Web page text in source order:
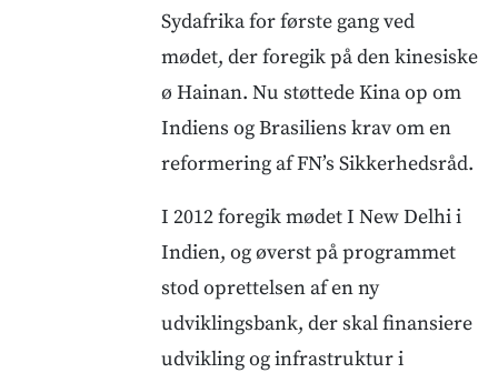
Sydafrika for første gang ved
mødet, der foregik på den kinesiske
ø Hainan. Nu støttede Kina op om
Indiens og Brasiliens krav om en
reformering af FN’s Sikkerhedsråd.
I 2012 foregik mødet I New Delhi i
Indien, og øverst på programmet
stod oprettelsen af en ny
udviklingsbank, der skal finansiere
udvikling og infrastruktur i